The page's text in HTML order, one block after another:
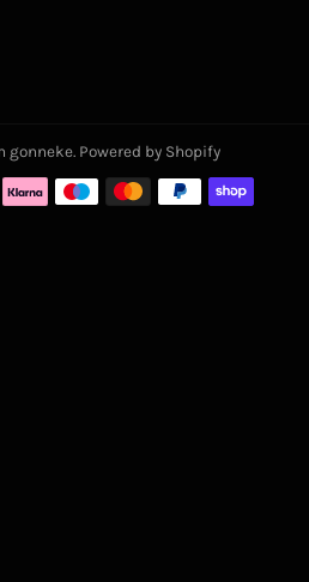
gonneke. Powered by Shopify